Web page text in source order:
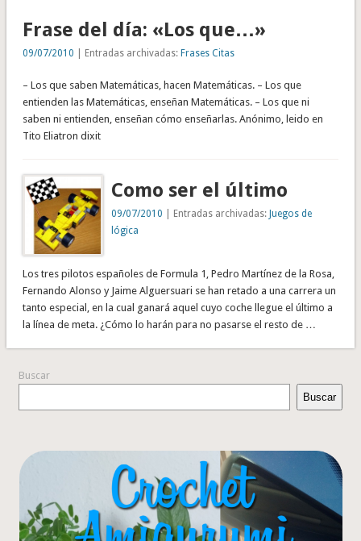
Frase del día: «Los que…»
09/07/2010 | Entradas archivadas: Frases Citas
– Los que saben Matemáticas, hacen Matemáticas. – Los que
entienden las Matemáticas, enseñan Matemáticas. – Los que ni
saben ni entienden, enseñan cómo enseñarlas. Anónimo, leido en
Tito Eliatron dixit
Como ser el último
09/07/2010 | Entradas archivadas:Juegos de
lógica
Los tres pilotos españoles de Formula 1, Pedro Martínez de la Rosa,
Fernando Alonso y Jaime Alguersuari se han retado a una carrera un
tanto especial, en la cual ganará aquel cuyo coche llegue el último a
la línea de meta. ¿Cómo lo harán para no pasarse el resto de …
Buscar
Buscar